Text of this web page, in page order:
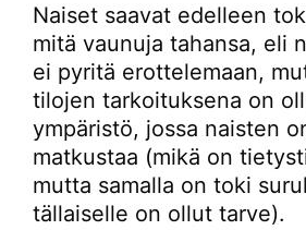
Naiset saavat edelleen
mitä vaunuja tahansa, eli
ei pyritä erottelemaan,
tilojen tarkoituksena on
ympäristö, jossa naisten
matkustaa (mikä on
mutta samalla on toki
tällaiselle on ollut tarve).